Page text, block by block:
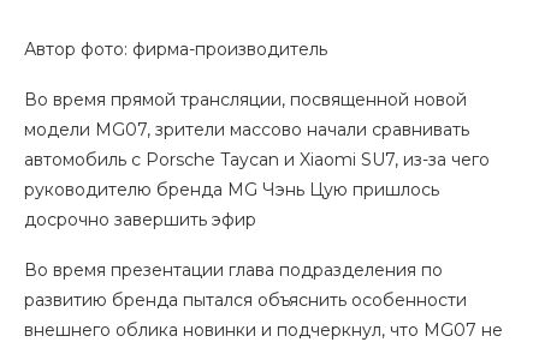
Автор фото: фирма-производитель
Во время прямой трансляции, посвященной новой
модели MG07, зрители массово начали сравнивать
автомобиль с Porsche Taycan и Xiaomi SU7, из-за чего
руководителю бренда MG Чэнь Цую пришлось
досрочно завершить эфир
Во время презентации глава подразделения по
развитию бренда пытался объяснить особенности
внешнего облика новинки и подчеркнул, что MG07 не